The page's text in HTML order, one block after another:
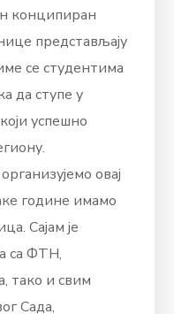
конципиран
представљају
се студентима
да ступе у
успешно
овај
године имамо
Сајам је
са ФТН,
тако и свим
Сада,